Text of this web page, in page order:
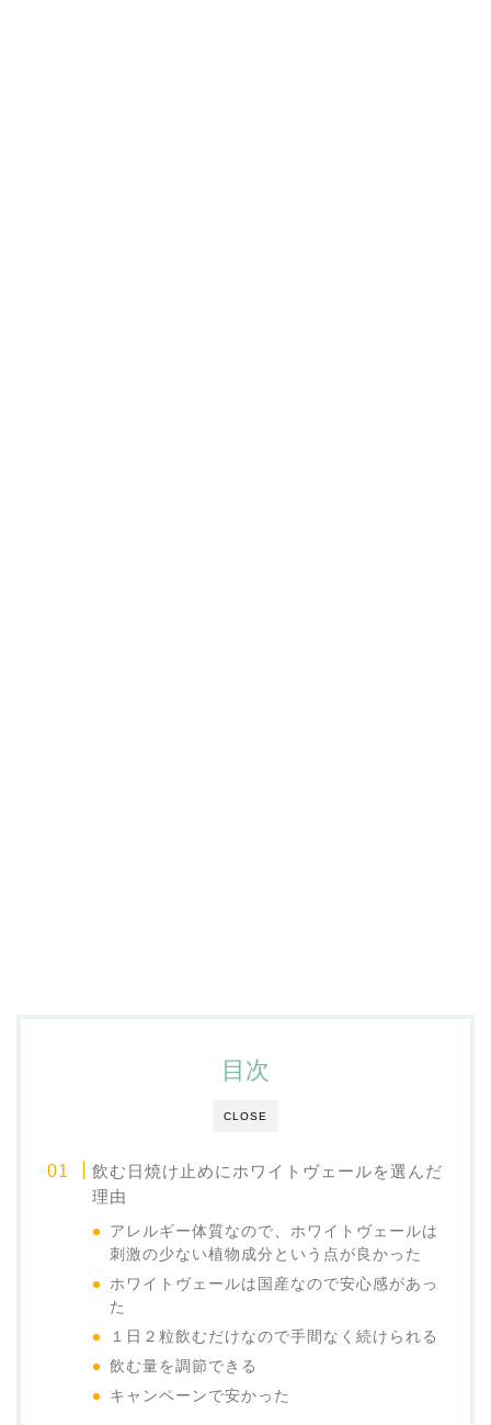
CLOSE
目次
飲む日焼け止めにホワイトヴェールを選んだ
理由
アレルギー体質なので、ホワイトヴェールは
刺激の少ない植物成分という点が良かった
ホワイトヴェールは国産なので安心感があっ
た
１日２粒飲むだけなので手間なく続けられる
飲む量を調節できる
キャンペーンで安かった